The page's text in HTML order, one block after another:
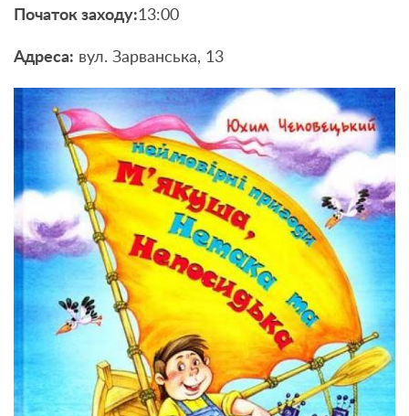
Початок заходу:13:00
Адреса: вул. Зарванська, 13